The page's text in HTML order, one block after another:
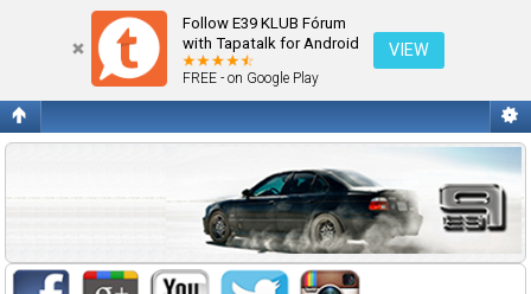
Follow E39 KLUB Fórum
with Tapatalk for Android
FREE - on Google Play
VIEW
Információ